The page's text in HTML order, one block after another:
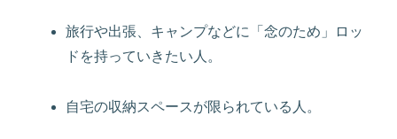
旅行や出張、キャンプなどに「念のため」ロッ
ドを持っていきたい人。
自宅の収納スペースが限られている人。